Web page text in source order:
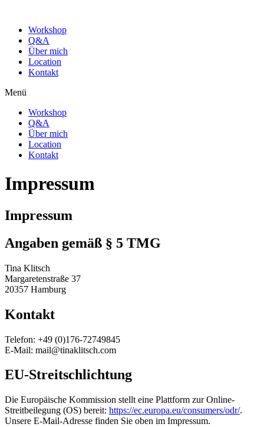
Workshop
Q&A
Über mich
Location
Kontakt
Menü
Workshop
Q&A
Über mich
Location
Kontakt
Impressum
Impressum
Angaben gemäß § 5 TMG
Tina Klitsch
Margaretenstraße 37
20357 Hamburg
Kontakt
Telefon: +49 (0)176-72749845
E-Mail: mail@tinaklitsch.com
EU-Streitschlichtung
Die Europäische Kommission stellt eine Plattform zur Online-
Streitbeilegung (OS) bereit: https://ec.europa.eu/consumers/odr/.
Unsere E-Mail-Adresse finden Sie oben im Impressum.